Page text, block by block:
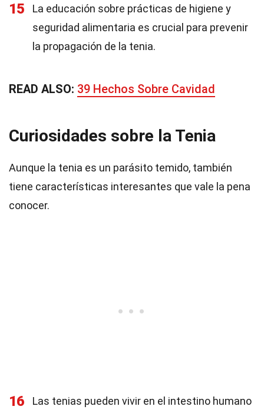
15
La educación sobre prácticas de higiene y
seguridad alimentaria es crucial para prevenir
la propagación de la tenia.
READ ALSO: 39 Hechos Sobre Cavidad
Curiosidades sobre la Tenia
Aunque la tenia es un parásito temido, también
tiene características interesantes que vale la pena
conocer.
16
Las tenias pueden vivir en el intestino humano